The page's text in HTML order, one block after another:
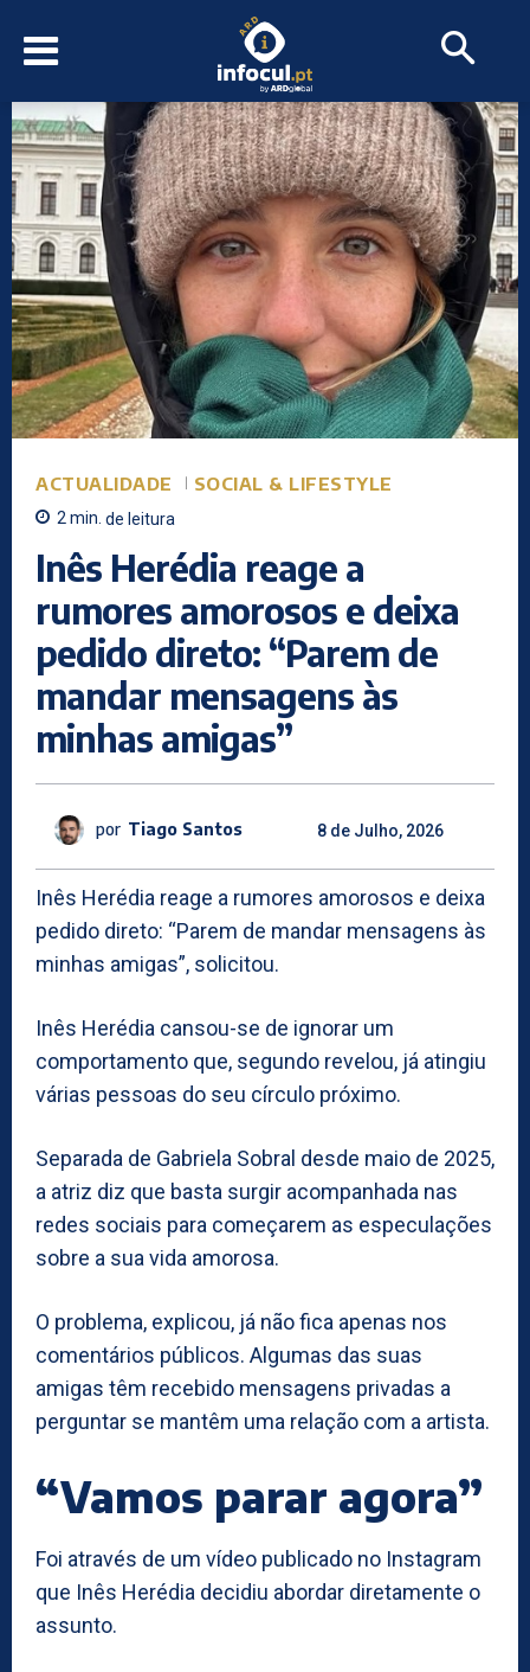
ACTUALIDADE SOCIAL & LIFESTYLE
2min. de leitura
Inês Herédia reage a
rumores amorosos e deixa
pedido direto: “Parem de
mandar mensagens às
minhas amigas”
por Tiago Santos 8 de Julho, 2026
Inês Herédia reage a rumores amorosos e deixa
pedido direto: “Parem de mandar mensagens às
minhas amigas”, solicitou.
Inês Herédia cansou-se de ignorar um
comportamento que, segundo revelou, já atingiu
várias pessoas do seu círculo próximo.
Separada de Gabriela Sobral desde maio de 2025,
a atriz diz que basta surgir acompanhada nas
redes sociais para começarem as especulações
sobre a sua vida amorosa.
O problema, explicou, já não fica apenas nos
comentários públicos. Algumas das suas
amigas têm recebido mensagens privadas a
perguntar se mantêm uma relação com a artista.
“Vamos parar agora”
Foi através de um vídeo publicado no Instagram
que Inês Herédia decidiu abordar diretamente o
assunto.